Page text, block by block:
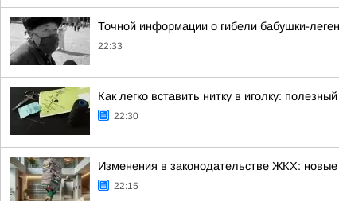
Точной информации о гибели бабушки-
22:33
Как легко вставить нитку в иголку:
22:30
Изменения в законодательстве ЖКХ:
22:15